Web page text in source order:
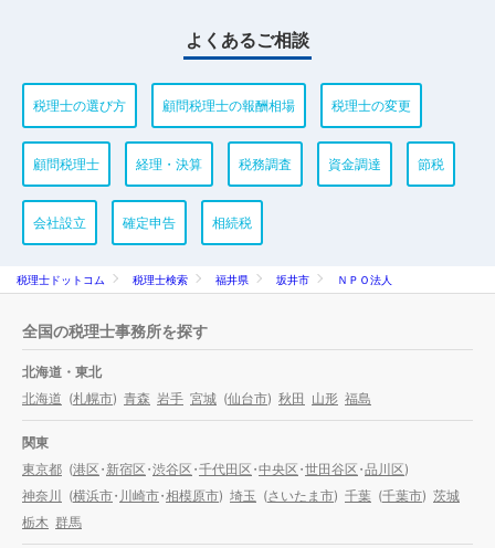
よくあるご相談
税理士の選び方 顧問税理士の報酬相場 税理士の変更
顧問税理士 経理・決算 税務調査 資金調達 節税
会社設立 確定申告 相続税
税理士ドットコム 税理士検索 福井県 坂井市 ＮＰＯ法人
全国の税理士事務所を探す
北海道・東北
北海道 (札幌市) 青森 岩手 宮城 (仙台市) 秋田 山形 福島
関東
東京都 (港区・新宿区・渋谷区・千代田区・中央区・世田谷区・品川区)
神奈川
(横浜市・ 川崎市・相模原市) 埼玉 (さいたま市) 千葉 (千葉市) 茨城
栃木 群馬